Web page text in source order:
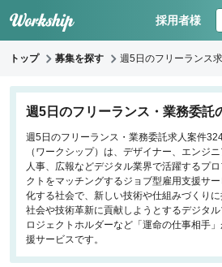
採用者様
トップ 募集を探す 週5日のフリーランス
週5日のフリーランス・業務委託
週5日のフリーランス・業務委託求人案件
（ワークシップ）は、デザイナー、エンジ
人事、広報などデジタル業界で活躍するプ
クトをマッチングするジョブ型雇用支援サ
化する社会で、新しい技術や仕組みづくりに
社会や技術革新に貢献しようとするデジタ
ロジェクトホルダーなど「運命の仕事相手
援サービスです。
キーワードで探す
職種
フロントエンドエンジニア
バックエンドエンジニア
インフラエンジニア
iOS/Androidアプリエンジニア
データサイエンティスト